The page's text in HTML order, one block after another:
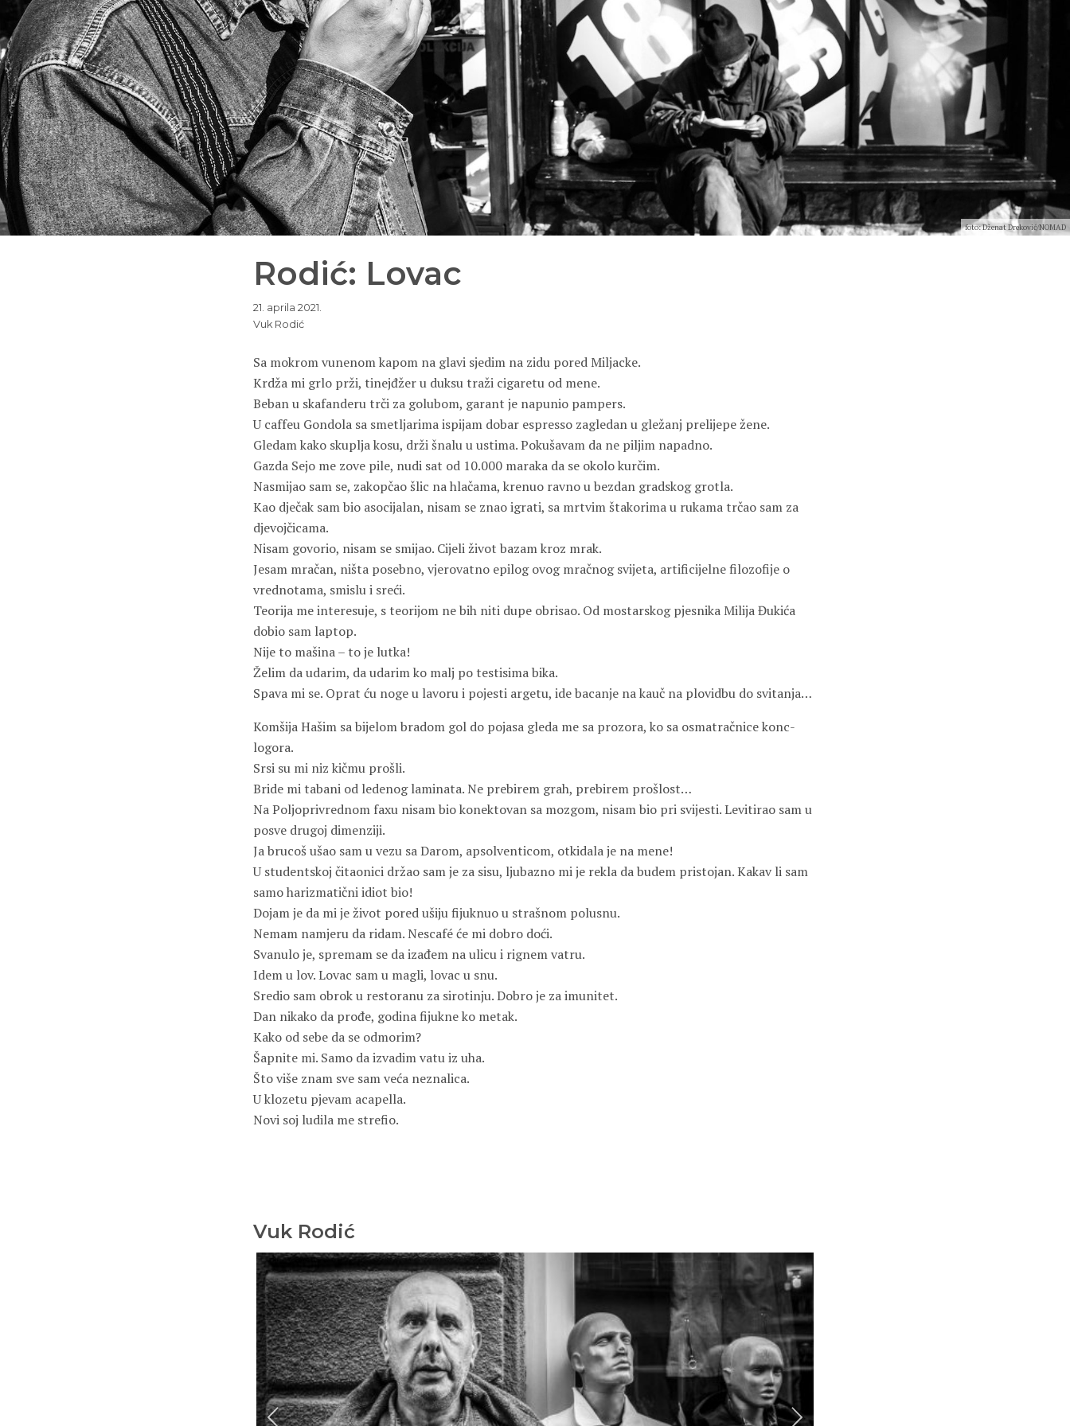
foto: Dženat Dreković/NOMAD
Rodić: Lovac
21. aprila 2021.
Vuk Rodić
Sa mokrom vunenom kapom na glavi sjedim na zidu pored Miljacke.
Krdža mi grlo prži, tinejđžer u duksu traži cigaretu od mene.
Beban u skafanderu trči za golubom, garant je napunio pampers.
U caffeu Gondola sa smetljarima ispijam dobar espresso zagledan u gležanj prelijepe žene.
Gledam kako skuplja kosu, drži šnalu u ustima. Pokušavam da ne piljim napadno.
Gazda Sejo me zove pile, nudi sat od 10.000 maraka da se okolo kurčim.
Nasmijao sam se, zakopčao šlic na hlačama, krenuo ravno u bezdan gradskog grotla.
Kao dječak sam bio asocijalan, nisam se znao igrati, sa mrtvim štakorima u rukama trčao sam za
djevojčicama.
Nisam govorio, nisam se smijao. Cijeli život bazam kroz mrak.
Jesam mračan, ništa posebno, vjerovatno epilog ovog mračnog svijeta, artificijelne filozofije o
vrednotama, smislu i sreći.
Teorija me interesuje, s teorijom ne bih niti dupe obrisao. Od mostarskog pjesnika Milija Đukića
dobio sam laptop.
Nije to mašina – to je lutka!
Želim da udarim, da udarim ko malj po testisima bika.
Spava mi se. Oprat ću noge u lavoru i pojesti argetu, ide bacanje na kauč na plovidbu do svitanja…
Komšija Hašim sa bijelom bradom gol do pojasa gleda me sa prozora, ko sa osmatračnice konc-
logora.
Srsi su mi niz kičmu prošli.
Bride mi tabani od ledenog laminata. Ne prebirem grah, prebirem prošlost…
Na Poljoprivrednom faxu nisam bio konektovan sa mozgom, nisam bio pri svijesti. Levitirao sam u
posve drugoj dimenziji.
Ja brucoš ušao sam u vezu sa Darom, apsolventicom, otkidala je na mene!
U studentskoj čitaonici držao sam je za sisu, ljubazno mi je rekla da budem pristojan. Kakav li sam
samo harizmatični idiot bio!
Dojam je da mi je život pored ušiju fijuknuo u strašnom polusnu.
Nemam namjeru da ridam. Nescafé će mi dobro doći.
Svanulo je, spremam se da izađem na ulicu i rignem vatru.
Idem u lov. Lovac sam u magli, lovac u snu.
Sredio sam obrok u restoranu za sirotinju. Dobro je za imunitet.
Dan nikako da prođe, godina fijukne ko metak.
Kako od sebe da se odmorim?
Šapnite mi. Samo da izvadim vatu iz uha.
Što više znam sve sam veća neznalica.
U klozetu pjevam acapella.
Novi soj ludila me strefio.
Vuk Rodić